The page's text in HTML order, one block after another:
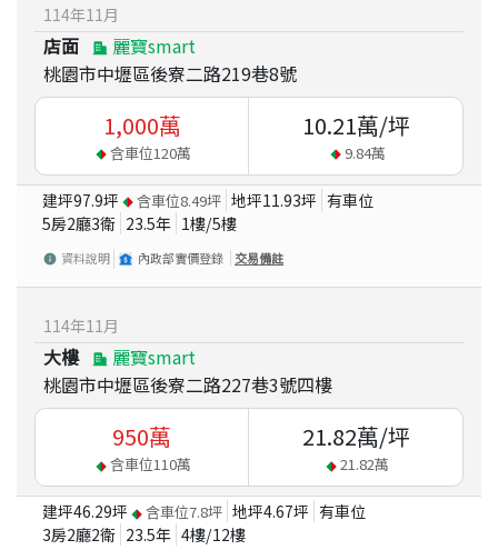
114年11 月
店面
麗寶smart
桃園市中壢區後寮二路219巷8號
1,000萬
含車位120萬
10.21萬/坪
9.84萬
建坪97.9坪 含車位8.49坪 地坪11.93坪 有車位
5房2廳3衛 23.5年 1樓/5樓
資料說明 內政部實價登錄 交易備註
114年11 月
大樓
麗寶smart
桃園市中壢區後寮二路227巷3號四樓
950萬
含車位110萬
21.82萬/坪
21.82萬
建坪46.29坪 含車位7.8坪 地坪4.67坪 有車位
3房2廳2衛 23.5年 4樓/12樓